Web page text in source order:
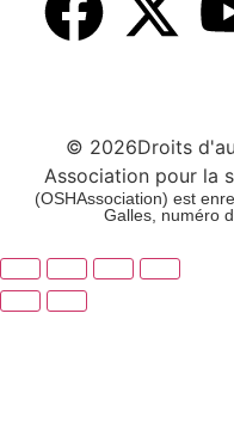
© 2026Droits
Association pour la
(OSHAssociation) est
Galles, numéro